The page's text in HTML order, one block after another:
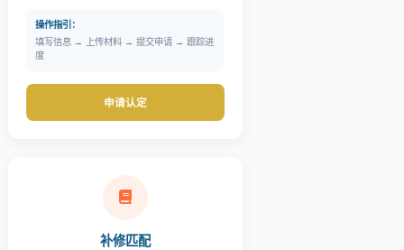
操作指引：
填写信息 → 上传材料 → 提交申请 → 跟踪进
度
申请认定
补修匹配